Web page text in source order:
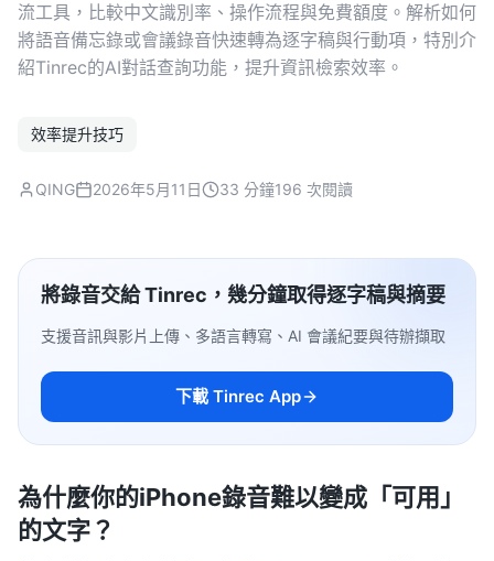
流工具，比較中文識別率、操作流程與免費額度。解析如何
將語音備忘錄或會議錄音快速轉為逐字稿與行動項，特別介
紹Tinrec的AI對話查詢功能，提升資訊檢索效率。
效率提升技巧
QING 2026年5月11日 33 分鐘196 次閱讀
將錄音交給 Tinrec，幾分鐘取得逐字稿與摘要
支援音訊與影片上傳、多語言轉寫、AI 會議紀要與待辦擷取
下載 Tinrec App
為什麼你的iPhone錄音難以變成「可用」
的文字？